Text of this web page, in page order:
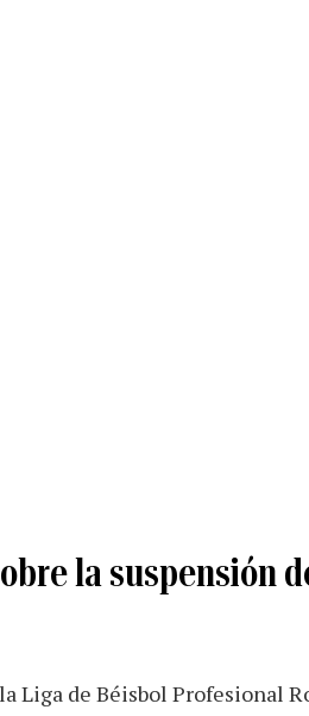
la suspensión
Liga de Béisbol Profesional